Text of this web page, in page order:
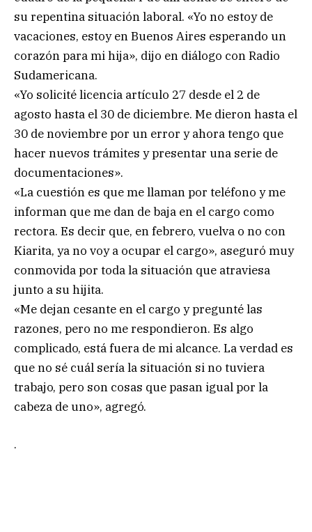
su repentina situación laboral. «Yo no estoy de
vacaciones, estoy en Buenos Aires esperando un
corazón para mi hija», dijo en diálogo con Radio
Sudamericana.
«Yo solicité licencia artículo 27 desde el 2 de
agosto hasta el 30 de diciembre. Me dieron hasta el
30 de noviembre por un error y ahora tengo que
hacer nuevos trámites y presentar una serie de
documentaciones».
«La cuestión es que me llaman por teléfono y me
informan que me dan de baja en el cargo como
rectora. Es decir que, en febrero, vuelva o no con
Kiarita, ya no voy a ocupar el cargo», aseguró muy
conmovida por toda la situación que atraviesa
junto a su hijita.
«Me dejan cesante en el cargo y pregunté las
razones, pero no me respondieron. Es algo
complicado, está fuera de mi alcance. La verdad es
que no sé cuál sería la situación si no tuviera
trabajo, pero son cosas que pasan igual por la
cabeza de uno», agregó.
.